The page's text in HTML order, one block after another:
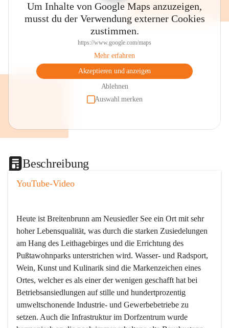
Um Inhalte von Google Maps anzuzeigen,
musst du der Verwendung externer Cookies
zustimmen.
https://www.google.com/maps
Mehr erfahren
Akzeptieren und anzeigen
Ablehnen
Auswahl merken
Beschreibung
YouTube-Video
Heute ist Breitenbrunn am Neusiedler See ein Ort mit sehr
hoher Lebensqualität, was durch die starken Zusiedelungen
am Hang des Leithagebirges und die Errichtung des
Pußtawohnparks unterstrichen wird. Wasser- und Radsport,
Wein, Kunst und Kulinarik sind die Markenzeichen eines
Ortes, welcher es als einer der wenigen geschafft hat bei
Betriebsansiedlungen auf stille und hundertprozentig
umweltschonende Industrie- und Gewerbebetriebe zu
setzen. Auch die Infrastruktur im Dorfzentrum wurde